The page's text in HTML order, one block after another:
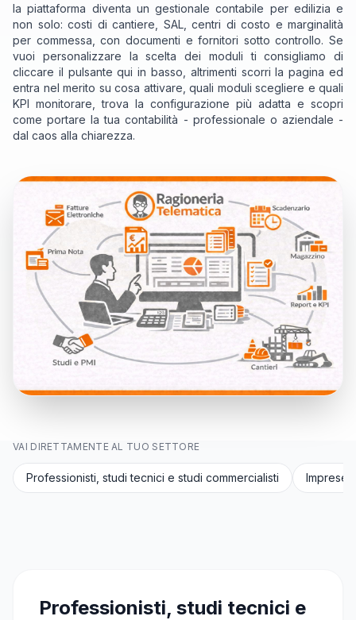
la piattaforma diventa un gestionale contabile per edilizia e
non solo: costi di cantiere, SAL, centri di costo e marginalità
per commessa, con documenti e fornitori sotto controllo. Se
vuoi personalizzare la scelta dei moduli ti consigliamo di
cliccare il pulsante qui in basso, altrimenti scorri la pagina ed
entra nel merito su cosa attivare, quali moduli scegliere e quali
KPI monitorare, trova la configurazione più adatta e scopri
come portare la tua contabilità - professionale o aziendale -
dal caos alla chiarezza.
VAI DIRETTAMENTE AL TUO SETTORE
Professionisti, studi tecnici e studi commercialisti Imprese
Professionisti, studi tecnici e